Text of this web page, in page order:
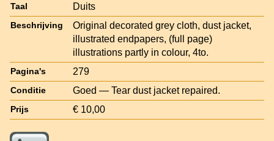
Taal Duits
Beschrijving
Original decorated grey cloth, dust jacket,
illustrated endpapers, (full page)
illustrations partly in colour, 4to.
Pagina's 279
Conditie Goed — Tear dust jacket repaired.
Prijs € 10,00